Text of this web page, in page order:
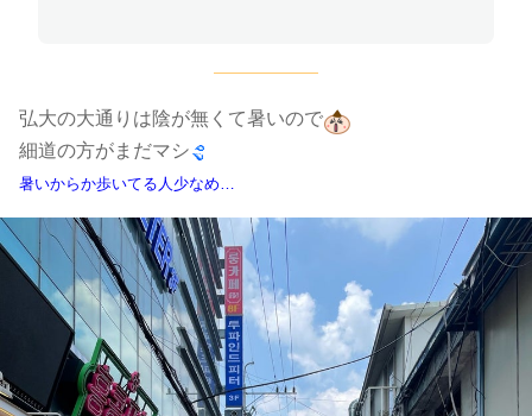
弘大の大通りは陰が無くて暑いので
細道の方がまだマシ
暑いからか歩いてる人少なめ…